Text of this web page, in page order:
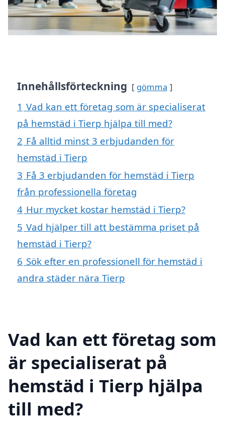
Innehållsförteckning gömma
1 Vad kan ett företag som är specialiserat
på hemstäd i Tierp hjälpa till med?
2 Få alltid minst 3 erbjudanden för
hemstäd i Tierp
3 Få 3 erbjudanden för hemstäd i Tierp
från professionella företag
4 Hur mycket kostar hemstäd i Tierp?
5 Vad hjälper till att bestämma priset på
hemstäd i Tierp?
6 Sök efter en professionell för hemstäd i
andra städer nära Tierp
Vad kan ett företag som
är specialiserat på
hemstäd i Tierp hjälpa
till med?